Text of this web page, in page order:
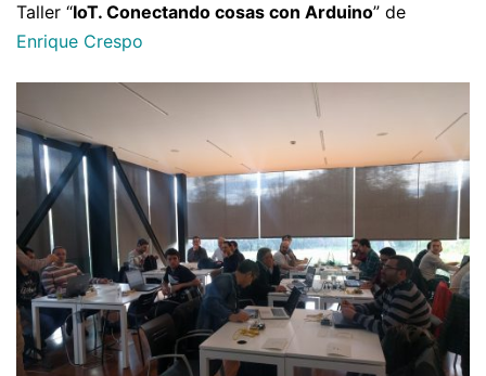
Taller “IoT. Conectando cosas con Arduino” de
Enrique Crespo